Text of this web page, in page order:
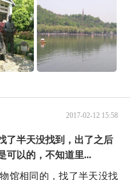
2017-02-12 15:58
了半天没找到，出了之后
可以的，不知道里...
馆相同的，找了半天没找